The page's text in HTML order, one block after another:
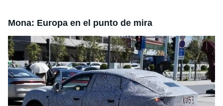
Mona: Europa en el punto de mira